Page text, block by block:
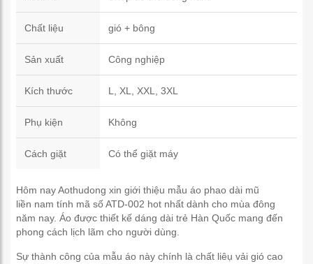
Chất liệu gió + bông
Sản xuất Công nghiệp
Kích thước L, XL, XXL, 3XL
Phụ kiện Không
Cách giặt Có thể giặt máy
Hôm nay Aothudong xin giới thiệu mẫu áo phao dài mũ
liền nam tính mã số ATD-002 hot nhất dành cho mùa đông
năm nay. Áo được thiết kế dáng dài trẻ Hàn Quốc mang đến
phong cách lịch lãm cho người dùng.
Sự thành công của mẫu áo này chính là chất liêụ vải gió cao